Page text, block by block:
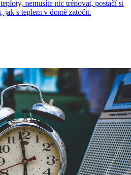
nemusíte nic trénovat, postačí si
jak s teplem v domě zatočit.